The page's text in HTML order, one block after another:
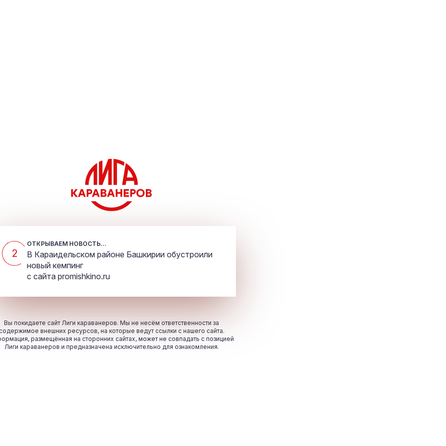
2
ОТКРЫВАЕМ НОВОСТЬ...
В Караидельском районе Башкирии обустроили
новый кемпинг
с сайта promishkino.ru
Вы покидаете сайт Лиги караванеров. Мы не несём ответственности за
внешних ресурсов, на которые ведут ссылки с нашего сайта.
размещённая на сторонних сайтах, может не совпадать с позицией
Лиги караванеров и предназначена исключительно для ознакомления.